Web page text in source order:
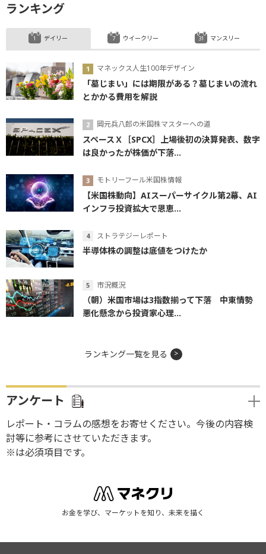
ランキング
デイリー
マネックス人生100年デザイン
「墓じまい」には期限がある？墓じまいの流れ
とかかる費用を解説
岡元兵八郎の米国株マスターへの道
スペースＸ［SPCX］上場後初の決算発表、数字
は良かったが株価が下落...
モトリーフール米国株情報
【米国株動向】AIスーパーサイクル第2幕、AI
インフラ投資拡大で恩恵...
ストラテジーレポート
半導体株の調整は底値をつけたか
市況概況
（朝）米国市場は3指数揃って下落 中東情勢
悪化懸念から投資家心理...
ウイークリー マンスリー
ランキング一覧を見る
アンケート
レポート・コラムの感想をお寄せください。今後の内容検
討等に参考にさせていただきます。
※は必須項目です。
お金を学び、マーケットを知り、未来を描く